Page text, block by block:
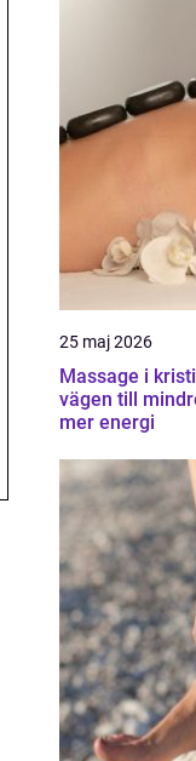
25 maj 2026
Massage i
vägen till
mer energi